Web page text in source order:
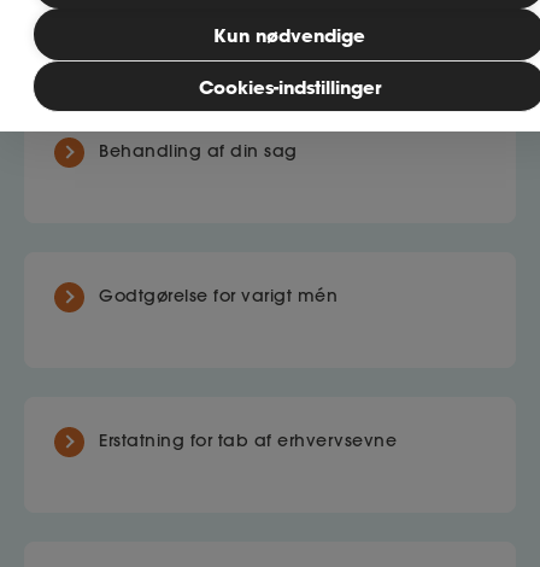
Ase Selvstændig
Behandling af din sag
Godtgørelse for varigt mén
Erstatning for tab af erhvervsevne
Cookies-indstillinger
Kun nødvendige